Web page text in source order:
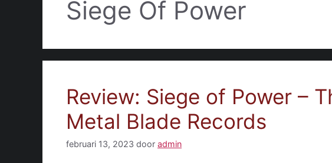
Siege Of Power
Review: Siege of Power –
Metal Blade Records
februari 13, 2023 door admin